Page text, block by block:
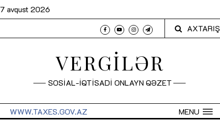
7 avqust 2026
AXTARIŞ
VERGİLƏR
SOSİAL-İQTİSADİ ONLAYN QƏZET
MENU
WWW.TAXES.GOV.AZ